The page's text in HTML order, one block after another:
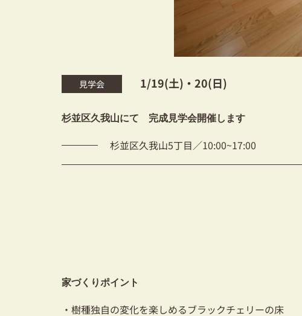
見学会 1/19(土)・20(日)
杉並区久我山にて 完成見学会開催します
杉並区久我山5丁目／10:00~17:00
家づくりポイント
・樹種独自の変化を楽しめるブラックチェリーの床